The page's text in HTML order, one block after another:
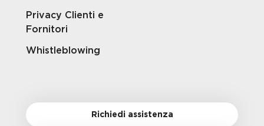
Privacy Clienti e
Fornitori
Whistleblowing
Richiedi assistenza